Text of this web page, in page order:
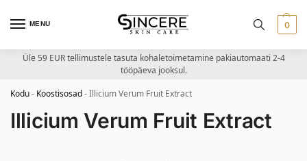
MENU 0
Üle 59 EUR tellimustele tasuta kohaletoimetamine pakiautomaati 2-4
tööpäeva jooksul.
Kodu- Koostisosad-Illicium Verum Fruit Extract
Illicium Verum Fruit Extract